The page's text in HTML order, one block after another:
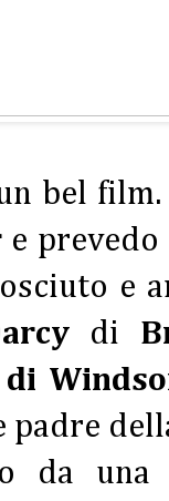
bel
e prevedo
e
di
padre
da una